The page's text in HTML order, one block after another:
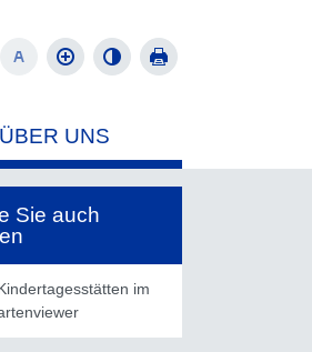
UNS
Sie auch
im